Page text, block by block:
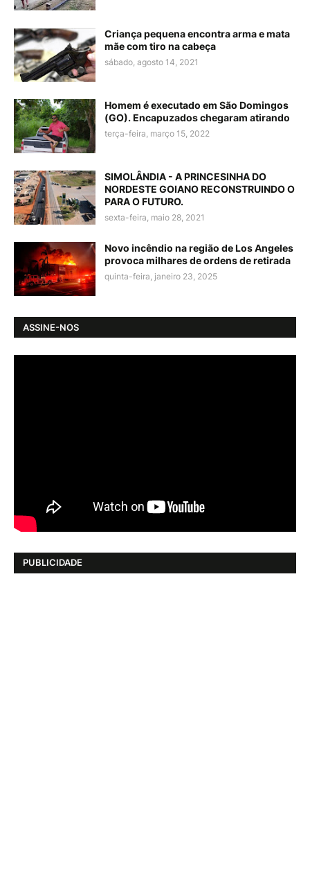
Criança pequena encontra arma e mata
mãe com tiro na cabeça
sábado, agosto 14, 2021
Homem é executado em São Domingos
(GO). Encapuzados chegaram atirando
terça-feira, março 15, 2022
SIMOLÂNDIA - A PRINCESINHA DO
NORDESTE GOIANO RECONSTRUINDO O
PARA O FUTURO.
sexta-feira, maio 28, 2021
Novo incêndio na região de Los Angeles
provoca milhares de ordens de retirada
quinta-feira, janeiro 23, 2025
ASSINE-NOS
PUBLICIDADE